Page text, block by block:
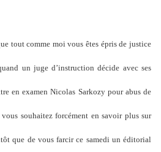
tout comme moi vous êtes épris de justice
un juge d’instruction décide avec ses
en examen Nicolas Sarkozy pour abus de
souhaitez forcément en savoir plus sur
que de vous farcir ce samedi un éditorial